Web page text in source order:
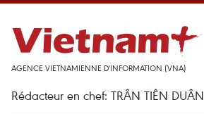
AGENCE VIETNAMIENNE D'INFORMATION (VNA)
Rédacteur en chef: TRÂN TIÊN DUÂN